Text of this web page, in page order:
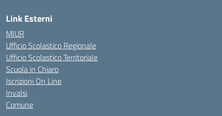
Link Esterni
MIUR
Ufficio Scolastico Regionale
Ufficio Scolastico Territoriale
Scuola in Chiaro
Iscrizioni On Line
Invalsi
Comune